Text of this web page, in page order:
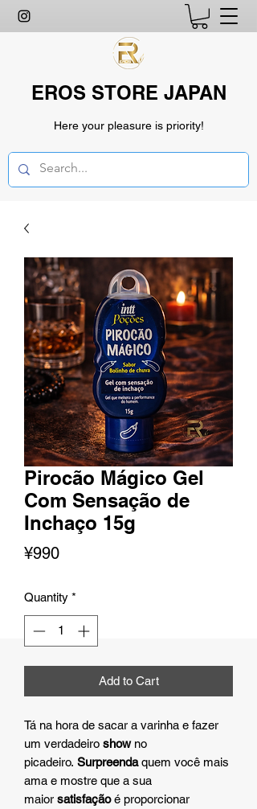
EROS STORE JAPAN
Here your pleasure is priority!
Pirocão Mágico Gel
Com Sensação de
Inchaço 15g
¥990Price
Quantity *
Add to Cart
Tá na hora de sacar a varinha e fazer
um verdadeiro show no
picadeiro. Surpreendaquem você mais
ama e mostre que a sua
maior satisfaçãoé proporcionar